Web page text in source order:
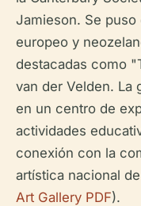
Jamieson. Se
europeo y
destacadas como
van der Velden. La
en un centro de
actividades
conexión con la
artística nacional
Art Gallery PDF).